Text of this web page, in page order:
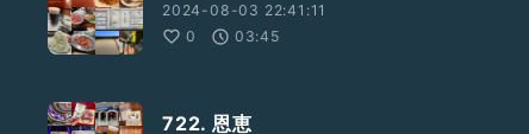
2024-08-03 22:41:11
0
03:45
722. 恩恵